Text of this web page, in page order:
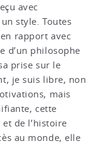
avec
style. Toutes
rapport avec
d’un philosophe
prise sur le
je suis libre, non
mais
cette
de l’histoire
au monde, elle